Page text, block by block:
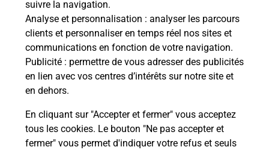
suivre la navigation.
Analyse et personnalisation : analyser les parcours
clients et personnaliser en temps réel nos sites et
communications en fonction de votre navigation.
Publicité : permettre de vous adresser des publicités
en lien avec vos centres d’intérêts sur notre site et
en dehors.
En cliquant sur "Accepter et fermer" vous acceptez
tous les cookies. Le bouton "Ne pas accepter et
fermer" vous permet d'indiquer votre refus et seuls
Envoyer un colis
WITTENHEIM (68270) ? Découvrez toutes les
solutions proposées par La Poste.